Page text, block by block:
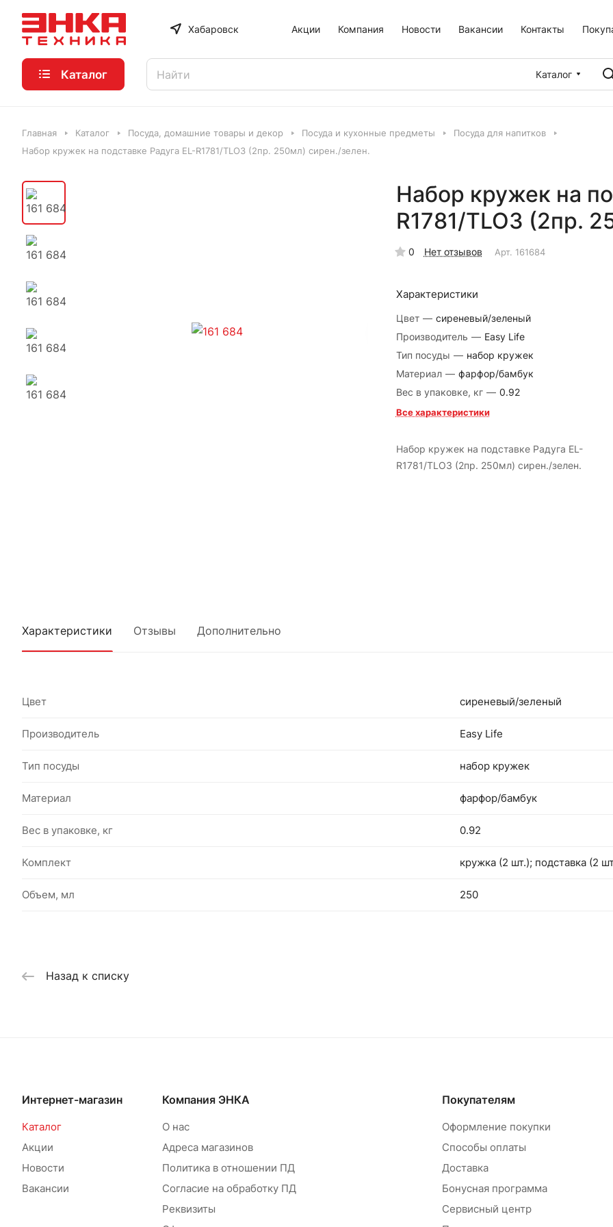
Хабаровск Акции Компания Новости Вакансии Контакты
Каталог Каталог
Главная Каталог Посуда, домашние товары и декор Посуда и кухонные предметы
Посуда для напитков
Набор кружек на подставке Радуга EL-R1781/TLO3 (2пр. 250мл) сирен./зелен.
Набор кружек на
R1781/TLO3 (2пр.
0 Нет отзывов Арт. 161684
Характеристики
Цвет — сиреневый/зеленый
Производитель — Easy Life
Тип посуды — набор кружек
Материал — фарфор/бамбук
Вес в упаковке, кг — 0.92
Все характеристики
Набор кружек на подставке Радуга EL-
R1781/TLO3 (2пр. 250мл) сирен./зелен.
Характеристики Отзывы Дополнительно
Цвет сиреневый/зеленый
Производитель Easy Life
Тип посуды набор кружек
Материал фарфор/бамбук
Вес в упаковке, кг 0.92
Комплект кружка (2 шт.); подставка (2
Объем, мл 250
Назад к списку
Интернет-магазин
Каталог
Акции
Новости
Вакансии
Компания ЭНКА
О нас
Адреса магазинов
Политика в отношении ПД
Согласие на обработку ПД
Реквизиты
Покупателям
Оформление покупки
Способы оплаты
Доставка
Бонусная программа
Сервисный центр